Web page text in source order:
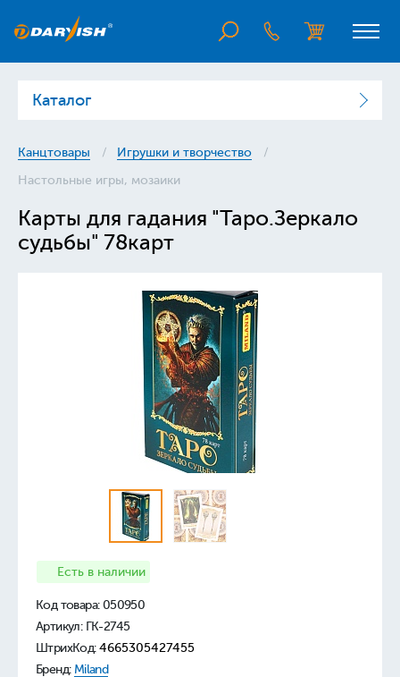
Каталог
Канцтовары Игрушки и творчество
Настольные игры, мозаики
Карты для гадания "Таро.Зеркало
судьбы" 78карт
Есть в наличии
Код товара: 050950
Артикул: ГК-2745
ШтрихКод: 4665305427455
Бренд: Miland